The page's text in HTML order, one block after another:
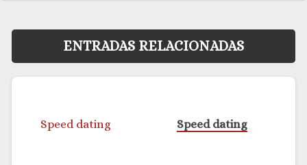
ENTRADAS RELACIONADAS
Speed dating